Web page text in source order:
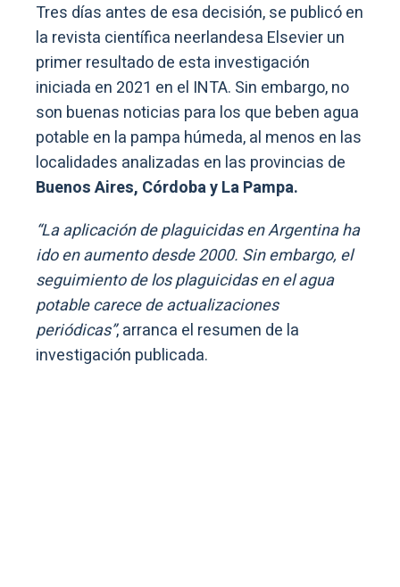
Tres días antes de esa decisión, se publicó en
la revista científica neerlandesa Elsevier un
primer resultado de esta investigación
iniciada en 2021 en el INTA. Sin embargo, no
son buenas noticias para los que beben agua
potable en la pampa húmeda, al menos en las
localidades analizadas en las provincias de
Buenos Aires, Córdoba y La Pampa.
“La aplicación de plaguicidas en Argentina ha
ido en aumento desde 2000. Sin embargo, el
seguimiento de los plaguicidas en el agua
potable carece de actualizaciones
periódicas”, arranca el resumen de la
investigación publicada.